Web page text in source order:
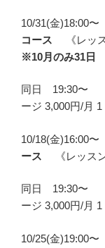
10/31(金)18:00
コース 《レッス
※10月のみ31日
同日 19:30〜
ージ 3,000円/月
10/18(金)16:00
ース 《レッス
同日 19:30〜
ージ 3,000円/月
10/25(金)19:00